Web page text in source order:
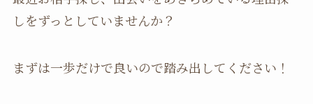
しをずっとしていませんか？
まずは一歩だけで良いので踏み出してください！